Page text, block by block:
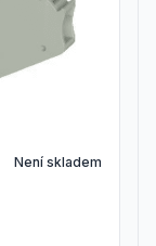
Není skladem